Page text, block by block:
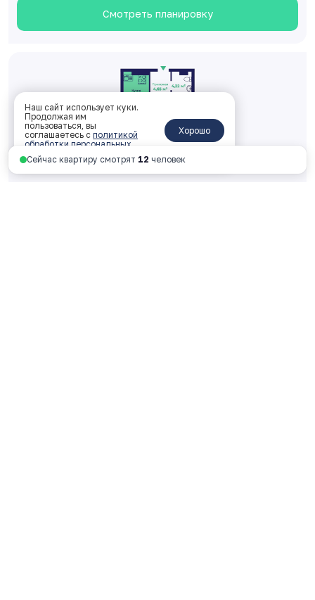
Смотреть планировку
Сейчас квартиру смотрят 12 человек
Наш сайт использует куки.
Продолжая им
пользоваться, вы
соглашаетесь с политикой
обработки персональных
данных
Хорошо